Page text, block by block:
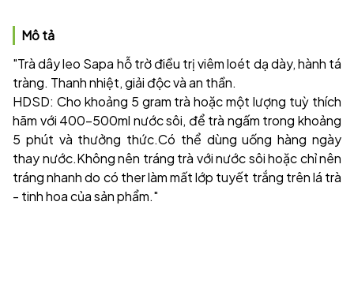
Mô tả
"Trà dây leo Sapa hỗ trờ điều trị viêm loét dạ dày, hành tá
tràng. Thanh nhiệt, giải độc và an thần.
HDSD: Cho khoảng 5 gram trà hoặc một lượng tuỳ thích
hãm với 400-500ml nước sôi, để trà ngấm trong khoảng
5 phút và thưởng thức.Có thể dùng uống hàng ngày
thay nước.Không nên tráng trà với nước sôi hoặc chỉ nên
tráng nhanh do có ther làm mất lớp tuyết trắng trên lá trà
- tinh hoa của sản phẩm."